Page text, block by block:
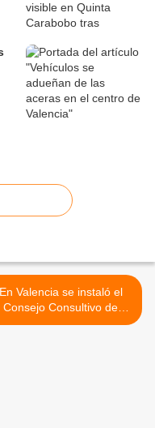
En Valencia se instaló el
Consejo Consultivo de
Monoteístas -